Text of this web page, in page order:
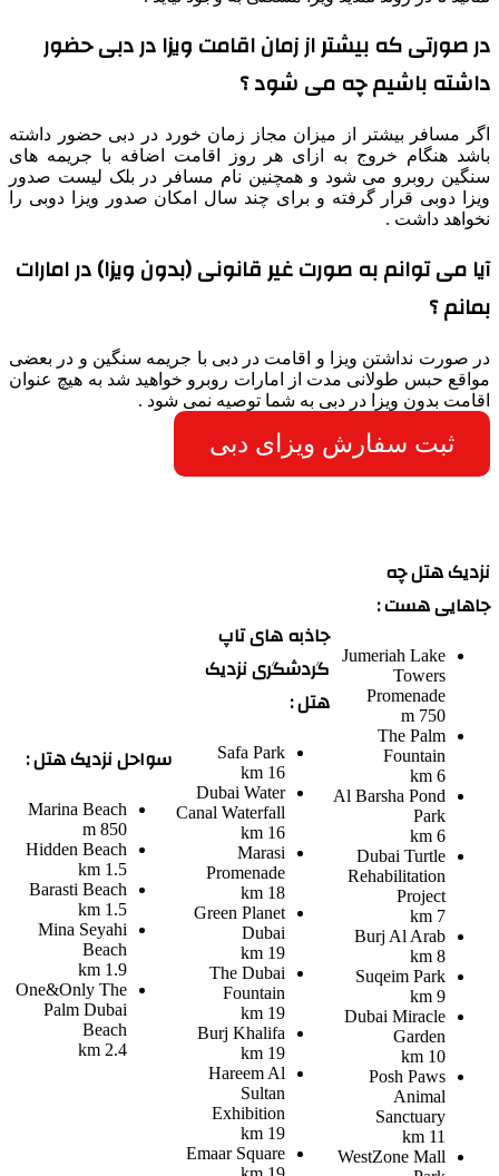
در صورتی که بیشتر از زمان اقامت ویزا در دبی حضور
داشته باشیم چه می شود ؟
اگر مسافر بیشتر از میزان مجاز زمان خورد در دبی حضور داشته
باشد هنگام خروج به ازای هر روز اقامت اضافه با جریمه های
سنگین روبرو می شود و همچنین نام مسافر در بلک لیست صدور
ویزا دوبی قرار گرفته و برای چند سال امکان صدور ویزا دوبی را
نخواهد داشت .
آیا می توانم به صورت غیر قانونی (بدون ویزا) در امارات
بمانم ؟
در صورت نداشتن ویزا و اقامت در دبی با جریمه سنگین و در بعضی
مواقع حبس طولانی مدت از امارات روبرو خواهید شد به هیچ عنوان
اقامت بدون ویزا در دبی به شما توصیه نمی شود .
ثبت سفارش ویزای دبی
نزدیک هتل چه
جاهایی هست :
Jumeriah Lake
Towers
Promenade
750 m
The Palm
Fountain
6 km
Al Barsha Pond
Park
6 km
Dubai Turtle
Rehabilitation
Project
7 km
Burj Al Arab
8 km
Suqeim Park
9 km
Dubai Miracle
Garden
10 km
Posh Paws
Animal
Sanctuary
11 km
WestZone Mall
جاذبه های تاپ
گردشگری نزدیک
هتل :
Safa Park
16 km
Dubai Water
Canal Waterfall
16 km
Marasi
Promenade
18 km
Green Planet
Dubai
19 km
The Dubai
Fountain
19 km
Burj Khalifa
19 km
Hareem Al
Sultan
Exhibition
19 km
Emaar Square
سواحل نزدیک هتل :
Marina Beach
850 m
Hidden Beach
1.5 km
Barasti Beach
1.5 km
Mina Seyahi
Beach
1.9 km
One&Only The
Palm Dubai
Beach
2.4 km